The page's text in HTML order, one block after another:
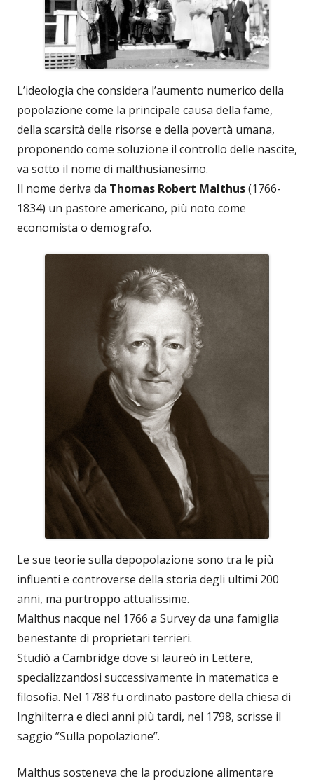
L’ideologia che considera l’aumento numerico della
popolazione come la principale causa della fame,
della scarsità delle risorse e della povertà umana,
proponendo come soluzione il controllo delle nascite,
va sotto il nome di malthusianesimo.
Il nome deriva da Thomas Robert Malthus(1766-
1834) un pastore americano, più noto come
economista o demografo.
Le sue teorie sulla depopolazione sono tra le più
influenti e controverse della storia degli ultimi 200
anni, ma purtroppo attualissime.
Malthus nacque nel 1766 a Survey da una famiglia
benestante di proprietari terrieri.
Studiò a Cambridge dove si laureò in Lettere,
specializzandosi successivamente in matematica e
filosofia. Nel 1788 fu ordinato pastore della chiesa di
Inghilterra e dieci anni più tardi, nel 1798, scrisse il
saggio ”Sulla popolazione”.
Malthus sosteneva che la produzione alimentare